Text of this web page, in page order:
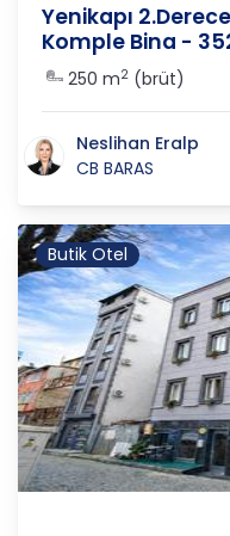
Yenikapı
Komple Bina -
250 m2 (brüt)
Neslihan Eralp
CB BARAS
Butik Otel